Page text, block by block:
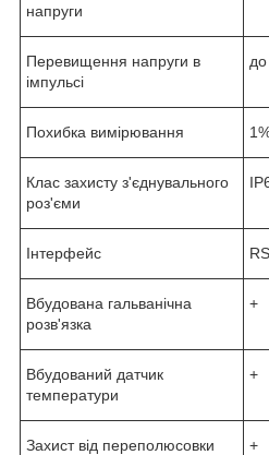
напруги
Перевищення напруги в
імпульсі
Похибка вимірювання
Клас захисту з'єднувального
роз'єми
Інтерфейс
Вбудована гальванічна
розв'язка
+
Вбудований датчик
температури
+
Захист від переполюсовки +